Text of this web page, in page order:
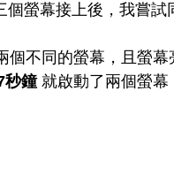
螢幕接上後，我嘗試
不同的螢幕，且螢幕
秒鐘 就啟動了兩個螢幕